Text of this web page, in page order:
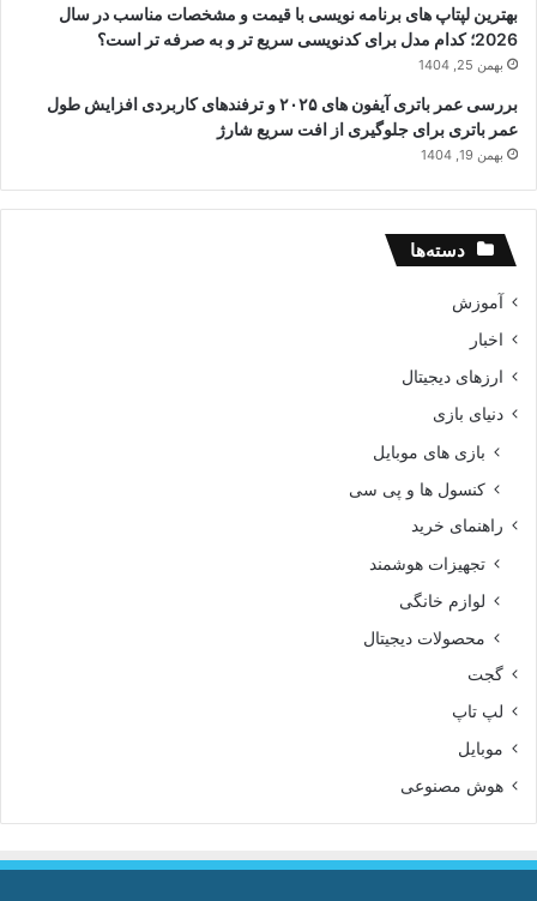
بهترین لپتاپ های برنامه نویسی با قیمت و مشخصات مناسب در سال
2026؛ کدام مدل برای کدنویسی سریع تر و به صرفه تر است؟
بهمن 25, 1404
بررسی عمر باتری آیفون های ۲۰۲۵ و ترفندهای کاربردی افزایش طول
عمر باتری برای جلوگیری از افت سریع شارژ
بهمن 19, 1404
دسته‌ها
آموزش
اخبار
ارزهای دیجیتال
دنیای بازی
بازی های موبایل
کنسول ها و پی سی
راهنمای خرید
تجهیزات هوشمند
لوازم خانگی
محصولات دیجیتال
گجت
لپ تاپ
موبایل
هوش مصنوعی